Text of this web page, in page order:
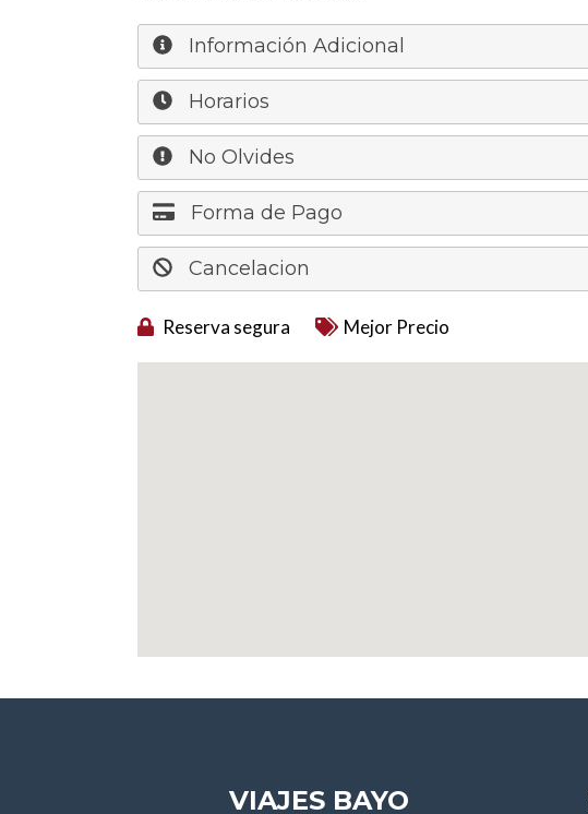
Información Adicional
Horarios
No Olvides
Forma de Pago
Cancelacion
Reserva segura Mejor Precio
VIAJES BAYO